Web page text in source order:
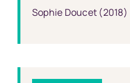
Sophie Doucet (2018)